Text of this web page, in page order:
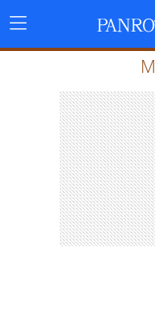
Menu
Principal